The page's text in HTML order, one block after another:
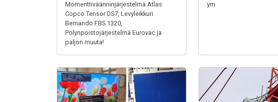
Momenttiväänninjärjestelmä Atlas
Copco Tensor DS7, Levyleikkuri
Bernando FBS 1320,
Pölynpoistojärjestelmä Eurovac ja
paljon muuta!
ym